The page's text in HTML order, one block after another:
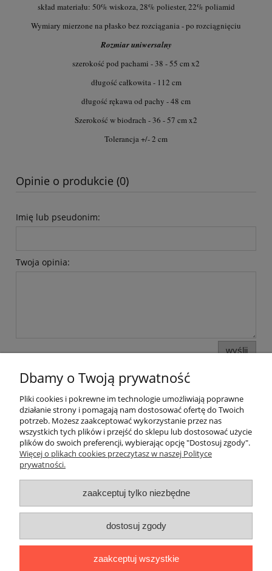
skład materiału: 50% wiskoza, 28% poliester, 22% poliamid
Wymiary mierzone na płasko bez rozciągania - po rozciągnięciu
Rozmiar uniwersalny
szerokość pod pachami - 38 - 55 cm x2
długość całkowita - 112 cm
długość rękawa od pachy - 48 cm
Szerokość w biodrach - 36 - 57 cm x2
Tolerancja +/- 2 cm
Opinie o produkcie (0)
Imię lub pseudonim:
Twoja opinia:
wyślij
Informacje i pomoc
Moje konto
O nas
Butik Beti Beata Kunach- Szybowników 4a/12 | 64-920 Piła |
Dbamy o Twoją prywatność
Pliki cookies i pokrewne im technologie umożliwiają poprawne
działanie strony i pomagają nam dostosować ofertę do Twoich
potrzeb. Możesz zaakceptować wykorzystanie przez nas
wszystkich tych plików i przejść do sklepu lub dostosować użycie
plików do swoich preferencji, wybierając opcję "Dostosuj zgody".
Więcej o plikach cookies przeczytasz w naszej Polityce
prywatności.
zaakceptuj tylko niezbędne
dostosuj zgody
zaakceptuj wszystkie